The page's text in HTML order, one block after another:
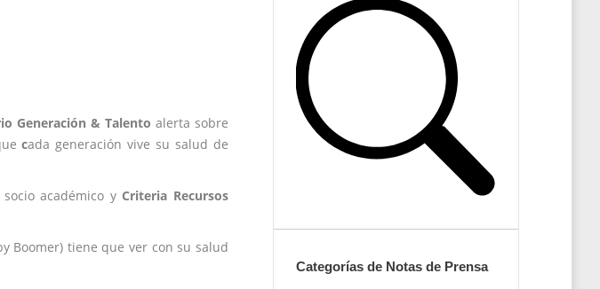
Generación & Talento alerta sobre
cada generación vive su salud de
socio académico y Criteria Recursos
Boomer) tiene que ver con su salud
Categorías de Notas de Prensa